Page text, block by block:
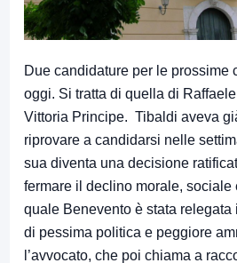
Due candidature per le prossime
oggi. Si tratta di quella di
Vittoria Principe. Tibaldi aveva
riprovare a candidarsi nelle
sua diventa una decisione
fermare il declino morale, sociale
quale Benevento è stata
di pessima politica e peggiore
l’avvocato, che poi chiama a